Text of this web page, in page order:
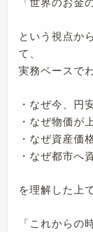
「世界のお金
という視点か
て、
実務ベースで
・なぜ今、円
・なぜ物価が
・なぜ資産価
・なぜ都市へ
を理解した上で
「これからの